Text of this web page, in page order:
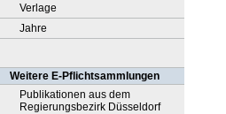
Verlage
Jahre
Weitere E-Pflichtsammlungen
Publikationen aus dem
Regierungsbezirk Düsseldorf